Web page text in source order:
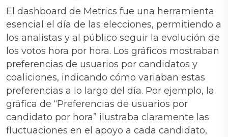
El dashboard de Metrics fue una herramienta
esencial el día de las elecciones, permitiendo a
los analistas y al público seguir la evolución de
los votos hora por hora. Los gráficos mostraban
preferencias de usuarios por candidatos y
coaliciones, indicando cómo variaban estas
preferencias a lo largo del día. Por ejemplo, la
gráfica de “Preferencias de usuarios por
candidato por hora” ilustraba claramente las
fluctuaciones en el apoyo a cada candidato,